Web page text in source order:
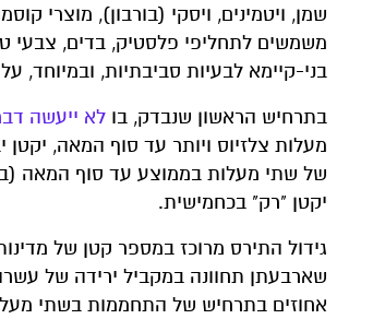
שמן, ויטמינים, ויסקי (בורבון), מוצרי
משמשים לתחליפי פלסטיק, בדים, צבעי
בני-קיימא לבעיות סביבתיות, ובמיוחד,
בתרחיש הראשון שנבדק, בו לא ייעשה
מעלות צלזיוס ויותר עד סוף המאה,
יקטן "רק" בכחמישית.
גידול התירס מרוכז במספר קטן של
שארבעתן תחוונה במקביל ירידה של